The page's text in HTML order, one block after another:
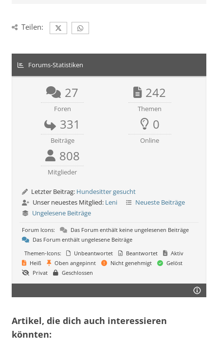
Teilen:
Forums-Statistiken
27
Foren
242
Themen
331
Beiträge
0
Online
808
Mitglieder
Letzter Beitrag: Hundesitter gesucht
Unser neuestes Mitglied: Leni
Neueste Beiträge
Ungelesene Beiträge
Forum Icons:
Das Forum enthält keine ungelesenen Beiträge
Das Forum enthält ungelesene Beiträge
Themen-Icons:
Unbeantwortet Beantwortet
Aktiv
Heiß
Oben angepinnt Nicht genehmigt
Gelöst
Privat
Geschlossen
Artikel, die dich auch interessieren
könnten: